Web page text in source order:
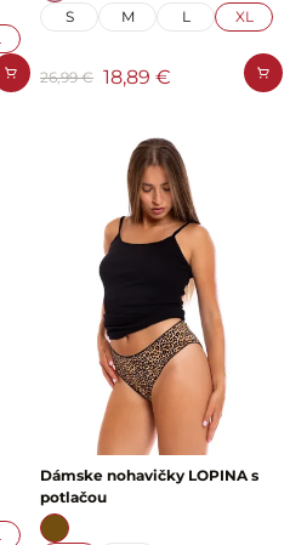
S M L XL
26,99 € 18,89 €
Dámske nohavičky LOPINA s
potlačou